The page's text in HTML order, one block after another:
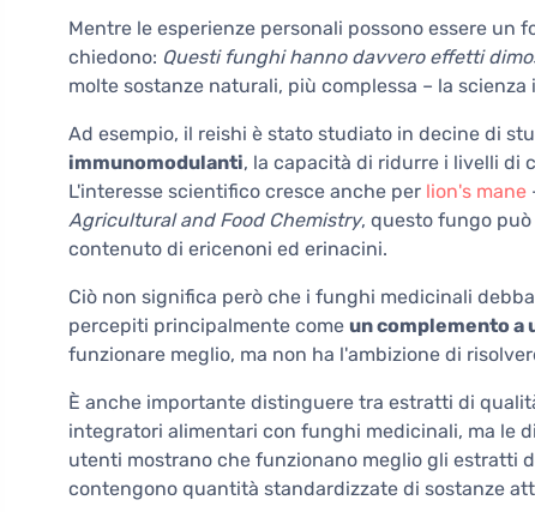
Mentre le esperienze personali possono essere
chiedono: Questi funghi hanno davvero effetti
molte sostanze naturali, più complessa – la
Ad esempio, il reishi è stato studiato in decine di
immunomodulanti, la capacità di ridurre i livelli di
L'interesse scientifico cresce anche per lion's mane
Agricultural and Food Chemistry, questo fungo
contenuto di ericenoni ed erinacini.
Ciò non significa però che i funghi medicinali
percepiti principalmente come un complemento a
funzionare meglio, ma non ha l'ambizione di
È anche importante distinguere tra estratti di
integratori alimentari con funghi medicinali, ma le
utenti mostrano che funzionano meglio gli estratti
contengono quantità standardizzate di sostanze